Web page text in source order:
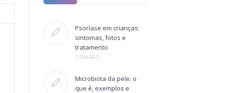
Psoríase em crianças:
sintomas, fotos e
tratamento
1 DIA AGO
Microbiota da pele: o
que é, exemplos e